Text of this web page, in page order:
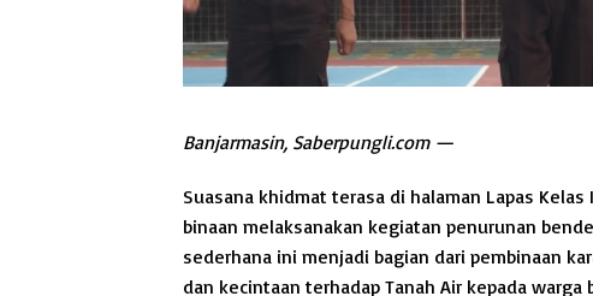
Banjarmasin, Saberpungli.com —
Suasana khidmat terasa di halaman Lapas
binaan melaksanakan kegiatan penurunan
sederhana ini menjadi bagian dari pembinaan
dan kecintaan terhadap Tanah Air kepada warga